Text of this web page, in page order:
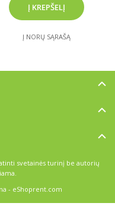
Į NORŲ SĄRAŠĄ
svetainės turinį be autorių
- eShoprent.com